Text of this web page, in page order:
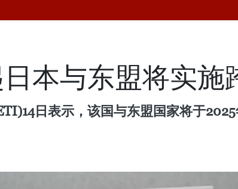
本与东盟将实施
日表示，该国与东盟国家将于